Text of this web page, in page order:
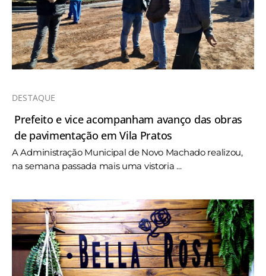
DESTAQUE
Prefeito e vice acompanham avanço das obras
de pavimentação em Vila Pratos
A Administração Municipal de Novo Machado realizou,
na semana passada mais uma vistoria ...